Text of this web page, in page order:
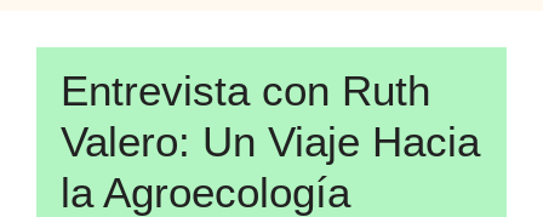
Entrevista con Ruth
Valero: Un Viaje Hacia
la Agroecología